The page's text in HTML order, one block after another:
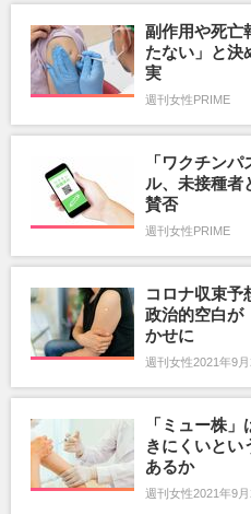
副作用や死亡
たない」と決
実
週刊女性PRIME
「ワクチン
ル、未接種者
賛否
週刊女性PRIME
コロナ収束予
政治的空白が
かせに
週刊女性2021年9
「ミュー株
きにくいとい
あるか
週刊女性2021年9